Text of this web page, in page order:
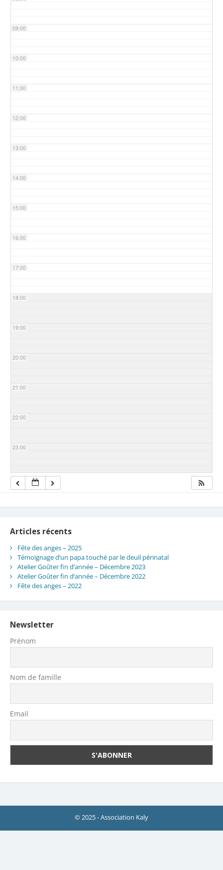
09:00
10:00
11:00
12:00
13:00
14:00
15:00
16:00
17:00
18:00
19:00
20:00
21:00
22:00
23:00
Articles récents
Fête des anges – 2025
Témoignage d’un papa touché par le deuil périnatal
Atelier Goûter fin d’année – Décembre 2023
Atelier Goûter fin d’année – Décembre 2022
Fête des anges – 2022
Newsletter
Prénom
Nom de famille
Email
© 2025 - Association Kaly